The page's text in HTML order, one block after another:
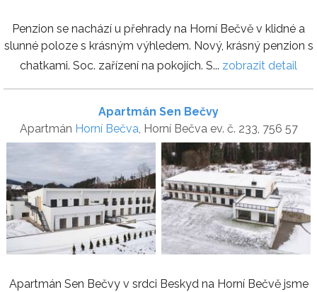
Penzion se nachází u přehrady na Horní Bečvě v klidné a
slunné poloze s krásným výhledem. Nový, krásný penzion s
chatkami. Soc. zařízení na pokojích. S... zobrazit detail
Apartmán Sen Bečvy
Apartmán Horní Bečva, Horní Bečva ev. č. 233, 756 57
Apartmán Sen Bečvy v srdci Beskyd na Horní Bečvě jsme